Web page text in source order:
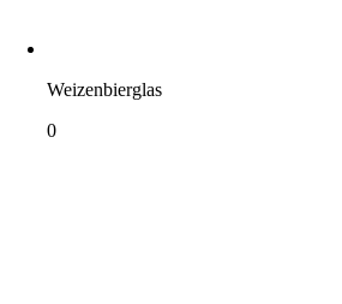
Weizenbierglas
0